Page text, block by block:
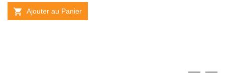
Ajouter au Panier